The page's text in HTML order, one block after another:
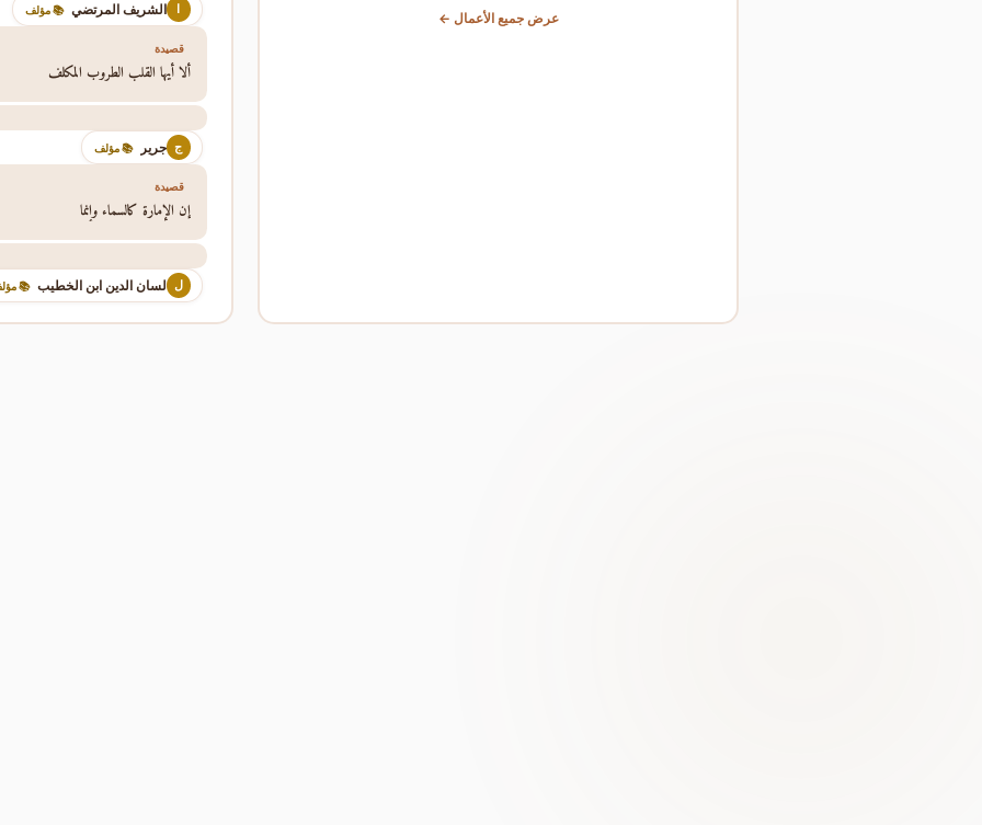
عرض جميع الأعمال ←
ا الشريف المرتضي 📚 مؤلف
قصيدة
ألا أيها القلب الطروب المكلف
ج جرير 📚 مؤلف
قصيدة
إن الإمارة كالسماء وإنما
ل لسان الدين ابن الخطيب 📚